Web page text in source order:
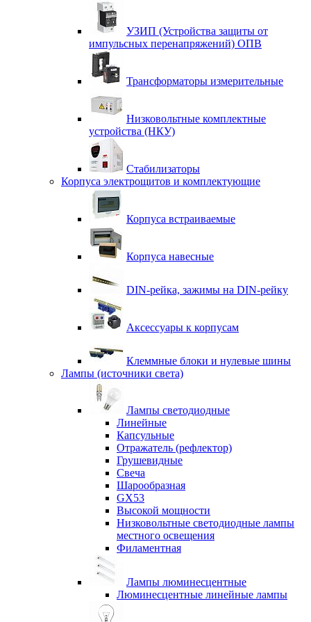
УЗИП (Устройства защиты от
импульсных перенапряжений) ОПВ
Трансформаторы измерительные
Низковольтные комплектные
устройства (НКУ)
Стабилизаторы
Корпуса электрощитов и комплектующие
Корпуса встраиваемые
Корпуса навесные
DIN-рейка, зажимы на DIN-рейку
Аксессуары к корпусам
Клеммные блоки и нулевые шины
Лампы (источники света)
Лампы светодиодные
Линейные
Капсульные
Отражатель (рефлектор)
Грушевидные
Свеча
Шарообразная
GX53
Высокой мощности
Низковольтные светодиодные лампы
местного освещения
Филаментная
Лампы люминесцентные
Люминесцентные линейные лампы